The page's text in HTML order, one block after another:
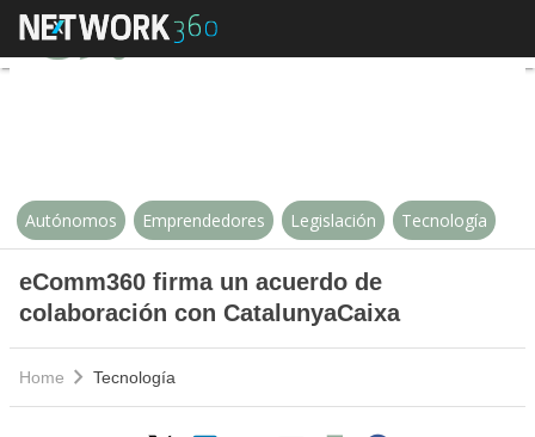
eComm360 firma un acuerdo de
Autónomos Emprendedores Legislación Tecnología
eComm360 firma un acuerdo de
colaboración con CatalunyaCaixa
Home Tecnología